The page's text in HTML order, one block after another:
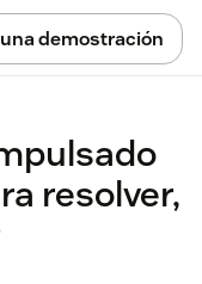
demostración
resolver,